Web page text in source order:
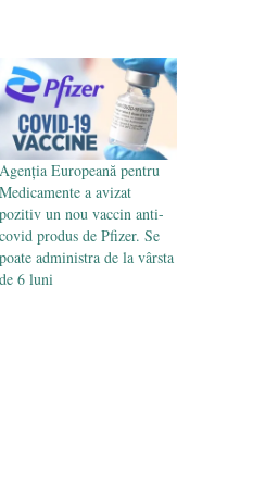
efecte. Bustul
înlăturat din Iași
Agenția Europeană pentru
Medicamente a avizat
pozitiv un nou vaccin anti-
covid produs de Pfizer. Se
poate administra de la vârsta
de 6 luni